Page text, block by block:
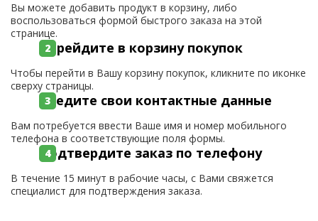
Вы можете добавить продукт в корзину, либо
воспользоваться формой быстрого заказа на этой
странице.
Перейдите в корзину покупок
Чтобы перейти в Вашу корзину покупок, кликните по иконке
сверху страницы.
Введите свои контактные данные
Вам потребуется ввести Ваше имя и номер мобильного
телефона в соответствующие поля формы.
Подтвердите заказ по телефону
В течение 15 минут в рабочие часы, с Вами свяжется
специалист для подтверждения заказа.